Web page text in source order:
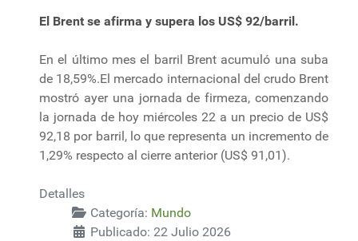
El Brent se afirma y supera los US$ 92/barril.
En el último mes el barril Brent acumuló una suba
de 18,59%.El mercado internacional del crudo Brent
mostró ayer una jornada de firmeza, comenzando
la jornada de hoy miércoles 22 a un precio de US$
92,18 por barril, lo que representa un incremento de
1,29% respecto al cierre anterior (US$ 91,01).
Detalles
Categoría: Mundo
Publicado: 22 Julio 2026